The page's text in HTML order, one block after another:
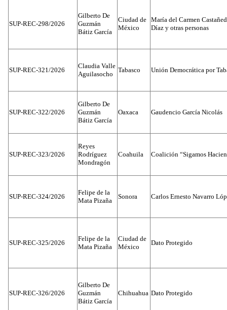
SUP-REC-298/2026
Gilberto De
Guzmán
Bátiz García
Ciudad de
México
María del Carmen
Díaz y otras personas
SUP-REC-321/2026
Claudia Valle
Aguilasocho
Tabasco Unión Democrática por
SUP-REC-322/2026
Gilberto De
Guzmán
Bátiz García
Oaxaca Gaudencio García Nicolás
SUP-REC-323/2026
Reyes
Rodríguez
Mondragón
Coahuila Coalición “Sigamos
SUP-REC-324/2026
Felipe de la
Mata Pizaña
Sonora Carlos Ernesto Navarro
SUP-REC-325/2026
Felipe de la
Mata Pizaña
Ciudad de
México
Dato Protegido
SUP-REC-326/2026
Gilberto De
Guzmán
Bátiz García
Chihuahua Dato Protegido